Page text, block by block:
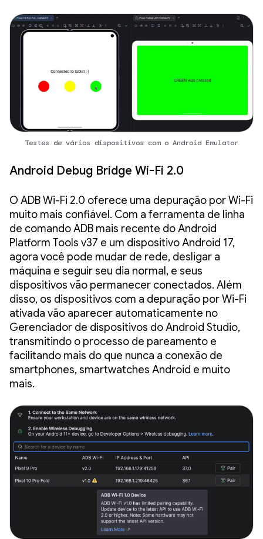
Testes de vários dispositivos com o Android Emulator
Android Debug Bridge Wi-Fi 2.0
O ADB Wi-Fi 2.0 oferece uma depuração por Wi-Fi
muito mais confiável. Com a ferramenta de linha
de comando ADB mais recente do Android
Platform Tools v37 e um dispositivo Android 17,
agora você pode mudar de rede, desligar a
máquina e seguir seu dia normal, e seus
dispositivos vão permanecer conectados. Além
disso, os dispositivos com a depuração por Wi-Fi
ativada vão aparecer automaticamente no
Gerenciador de dispositivos do Android Studio,
transmitindo o processo de pareamento e
facilitando mais do que nunca a conexão de
smartphones, smartwatches Android e muito
mais.